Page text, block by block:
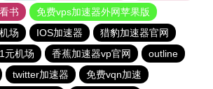
书
免费vps加速器外网苹果版
场 IOS加速器
猎豹加速器官网
1元机场 香蕉加速器vp官网
outline
twitter加速器
免费vqn加速